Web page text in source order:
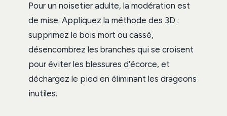
Pour un noisetier adulte, la modération est
de mise. Appliquez la méthode des 3D :
supprimez le bois mort ou cassé,
désencombrez les branches qui se croisent
pour éviter les blessures d’écorce, et
déchargez le pied en éliminant les drageons
inutiles.